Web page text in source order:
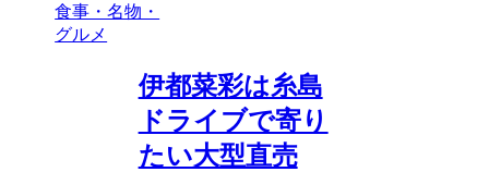
食事・名物・
グルメ
伊都菜彩は糸島
ドライブで寄り
たい大型直売